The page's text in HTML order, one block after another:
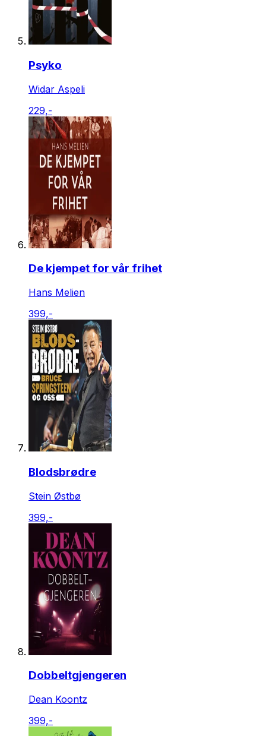
Psyko
Widar Aspeli
229,-
De kjempet for vår frihet
Hans Melien
399,-
Blodsbrødre
Stein Østbø
399,-
Dobbeltgjengeren
Dean Koontz
399,-